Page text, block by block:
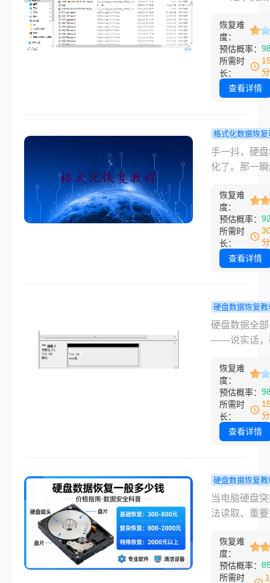
自己也
踩过类
似的
坑，几
年前把
孩子的
照片误
删了，
法！
友处理过一
整理桌面时
年的旅行照
了，回收站
清空，当时
坑，几年前
里几百张孩
片误删了，
慢慢摸清了
大部分照片
回来。
恢复难
度：
预估概率：
所需时
长：
查看详情
格式化数据恢复
硬盘格式化
恢复数据吗
法！
手一抖，硬
化了。那一
题：硬盘格
能恢复数据
案是——大概
能，但你得
多人误以为
是把文件索
了，真正的
躺在硬盘扇
只要没被新
盖，就有机
来。这篇文
易到难、从
付费的顺序
正管用的恢
全列出来，
恢复难
度：
预估概率：
所需时
长：
查看详情
硬盘数据恢复教
盘数据全部
怎么找回？
能救！
硬盘数据全
——说实话，
基本都是脑
一声。我自
历过一次，
节假期结束
班，打开电
着三年的项
和几百张家
片。当时整
懵的，好在
没乱点，最
据找了回来。
恢复难
度：
预估概率：
所需时
长：
查看详情
硬盘数据恢复教
盘数据恢复
多少钱？
与省钱攻略
当电脑硬盘
法读取、重
硬盘发出“咔
响时，焦虑
会瞬间涌上
恢复难
度：
预估概率：
所需时